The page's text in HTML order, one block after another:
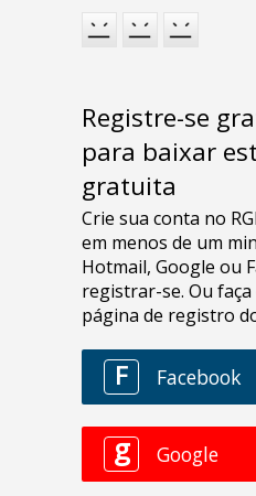
Registre-se
para baixar
gratuita